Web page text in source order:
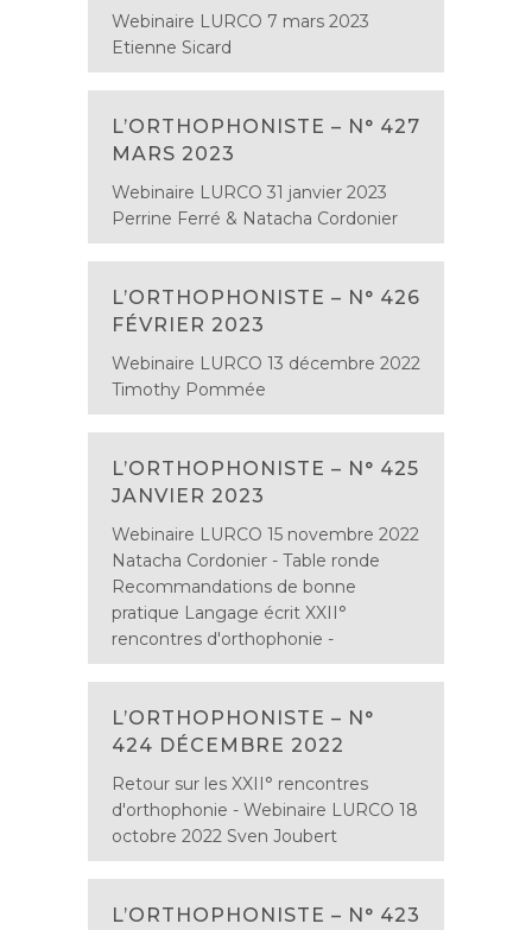
Webinaire LURCO 7 mars 2023
Etienne Sicard
L’ORTHOPHONISTE – N° 427
MARS 2023
Webinaire LURCO 31 janvier 2023
Perrine Ferré & Natacha Cordonier
L’ORTHOPHONISTE – N° 426
FÉVRIER 2023
Webinaire LURCO 13 décembre 2022
Timothy Pommée
L’ORTHOPHONISTE – N° 425
JANVIER 2023
Webinaire LURCO 15 novembre 2022
Natacha Cordonier - Table ronde
Recommandations de bonne
pratique Langage écrit XXII°
rencontres d'orthophonie -
L’ORTHOPHONISTE – N°
424 DÉCEMBRE 2022
Retour sur les XXII° rencontres
d'orthophonie - Webinaire LURCO 18
octobre 2022 Sven Joubert
L’ORTHOPHONISTE – N° 423